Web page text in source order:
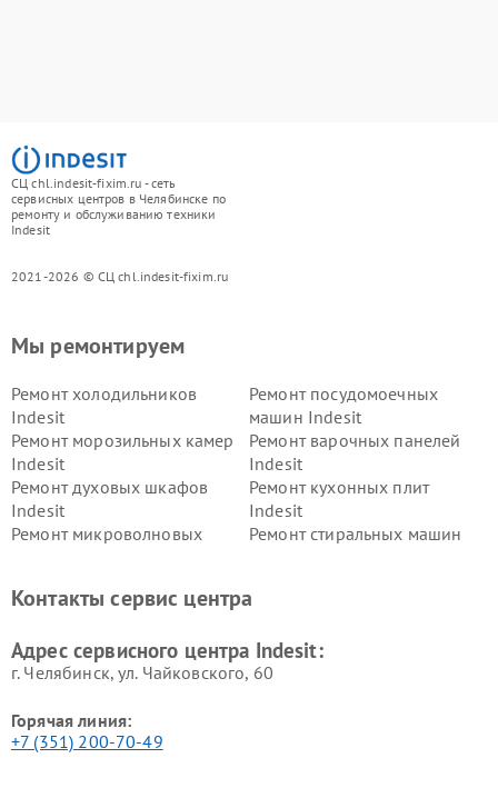
СЦ chl.indesit-fixim.ru - сеть
сервисных центров в Челябинске по
ремонту и обслуживанию техники
Indesit
2021-2026 © СЦ chl.indesit-fixim.ru
Мы ремонтируем
Ремонт холодильников
Indesit
Ремонт посудомоечных
машин Indesit
Ремонт морозильных камер
Indesit
Ремонт варочных панелей
Indesit
Ремонт духовых шкафов
Indesit
Ремонт кухонных плит
Indesit
Ремонт микроволновых
Ремонт стиральных машин
Indesit
Indesit
Контакты сервис центра
Адрес сервисного центра Indesit:
г. Челябинск, ул. Чайковского, 60
Горячая линия:
+7 (351) 200-70-49